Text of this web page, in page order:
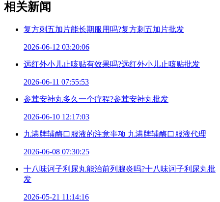
相关新闻
复方刺五加片能长期服用吗?复方刺五加片批发
2026-06-12 03:20:06
远红外小儿止咳贴有效果吗?远红外小儿止咳贴批发
2026-06-11 07:55:53
参茸安神丸多久一个疗程?参茸安神丸批发
2026-06-10 12:17:03
九港牌辅酶口服液的注意事项 九港牌辅酶口服液代理
2026-06-08 07:30:25
十八味诃子利尿丸能治前列腺炎吗?十八味诃子利尿丸批
发
2026-05-21 11:14:16